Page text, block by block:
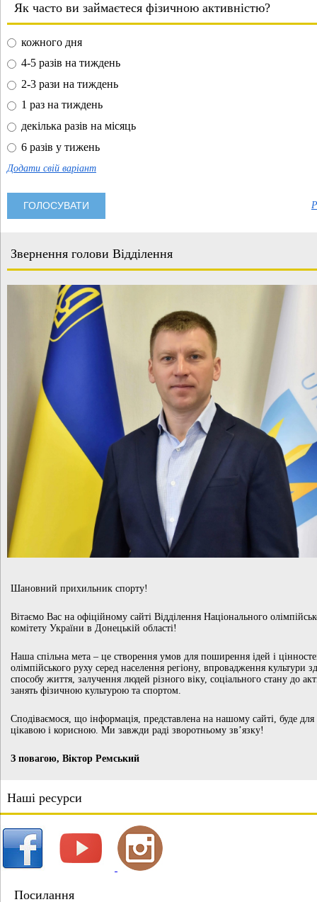
Як часто ви займаєтеся фізичною активністю?
кожного дня
4-5 разів на тиждень
2-3 рази на тиждень
1 раз на тиждень
декілька разів на місяць
6 разів у тижень
Додати свій варіант
Звернення голови Відділення
Шановний прихильник спорту!
Вітаємо Вас на офіційному сайті Відділення Національного
комітету України в Донецькій області!
Наша спільна мета – це створення умов для поширення ідей і
олімпійського руху серед населення регіону, впровадження культури
способу життя, залучення людей різного віку, соціального стану до
занять фізичною культурою та спортом.
Сподіваємося, що інформація, представлена на нашому сайті, буде для
цікавою і корисною. Ми завжди раді зворотньому зв’язку!
З повагою, Віктор Ремський
Наші ресурси
Посилання